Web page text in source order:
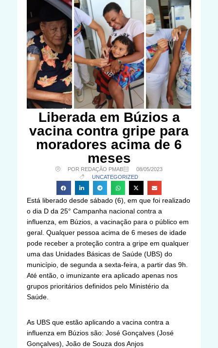
Liberada em Búzios a
vacina contra gripe para
moradores acima de 6
meses
POR REDAÇÃO PMAB
08/05/2023
UNCATEGORIZED
Está liberado desde sábado (6), em que foi realizado
o dia D da 25° Campanha nacional contra a
influenza, em Búzios, a vacinação para o público em
geral. Qualquer pessoa acima de 6 meses de idade
pode receber a proteção contra a gripe em qualquer
uma das Unidades Básicas de Saúde (UBS) do
município, de segunda a sexta-feira, a partir das 9h.
Até então, o imunizante era aplicado apenas nos
grupos prioritários definidos pelo Ministério da
Saúde.
As UBS que estão aplicando a vacina contra a
influenza em Búzios são: José Gonçalves (José
Gonçalves), João de Souza dos Anjos